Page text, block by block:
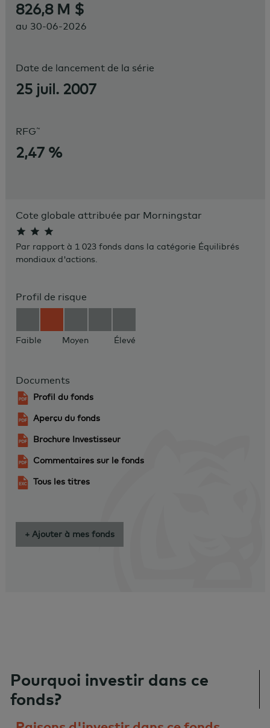
826,8 M $
au 30-06-2026
Date de lancement de la série
25 juil. 2007
RFG~
2,47 %
Cote globale attribuée par Morningstar
Par rapport à 1 023 fonds dans la catégorie Équilibrés
mondiaux d'actions.
Profil de risque
Faible Moyen Élevé
Documents
Profil du fonds
Aperçu du fonds
Brochure Investisseur
Commentaires sur le fonds
Tous les titres
+ Ajouter à mes fonds
Pourquoi investir dans ce
fonds?